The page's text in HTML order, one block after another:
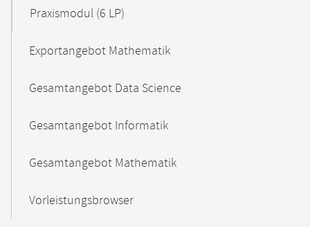
Praxismodul (6 LP)
Exportangebot Mathematik
Gesamtangebot Data Science
Gesamtangebot Informatik
Gesamtangebot Mathematik
Vorleistungsbrowser